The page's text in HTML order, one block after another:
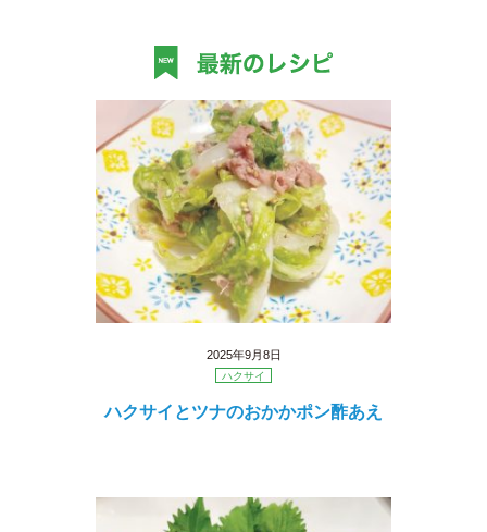
2025年9月8日
ハクサイ
ハクサイとツナのおかかポン酢あえ